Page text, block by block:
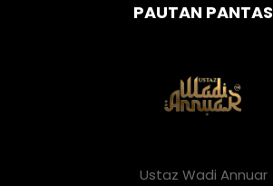
PAUTAN PANTAS
Ustaz Wadi Annuar